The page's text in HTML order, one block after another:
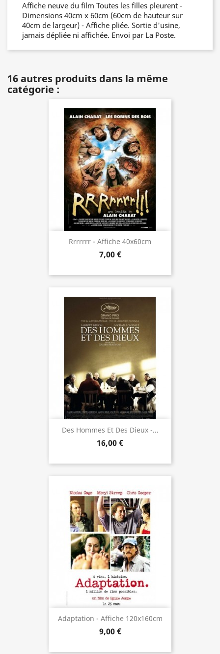
Affiche neuve du film Toutes les filles pleurent -
Dimensions 40cm x 60cm (60cm de hauteur sur
40cm de largeur) - Affiche pliée. Sortie d'usine,
jamais dépliée ni affichée. Envoi par La Poste.
16 autres produits dans la même
catégorie :
Rrrrrrr - Affiche 40x60cm
7,00 €
Des Hommes Et Des Dieux -...
16,00 €
Adaptation - Affiche 120x160cm
9,00 €